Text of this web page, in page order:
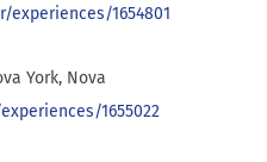
experiences/1654801
York, Nova
1655022